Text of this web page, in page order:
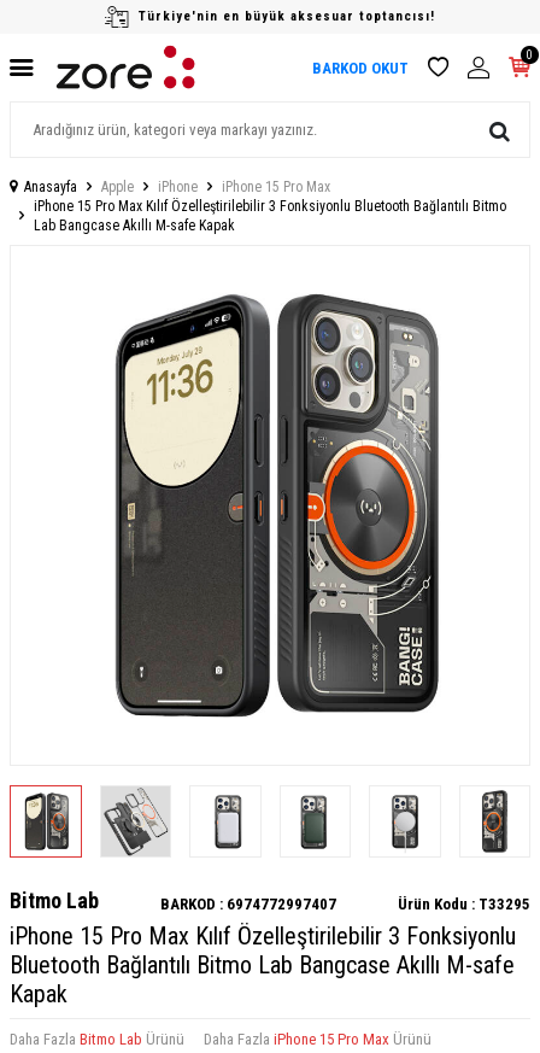
Türkiye'nin en büyük aksesuar toptancısı!
BARKOD OKUT
0
Anasayfa Apple iPhone
iPhone 15 Pro Max
iPhone 15 Pro Max Kılıf Özelleştirilebilir 3 Fonksiyonlu Bluetooth Bağlantılı Bitmo
Lab Bangcase Akıllı M-safe Kapak
Bitmo Lab BARKOD : 6974772997407 Ürün Kodu : T33295
iPhone 15 Pro Max Kılıf Özelleştirilebilir 3 Fonksiyonlu
Bluetooth Bağlantılı Bitmo Lab Bangcase Akıllı M-safe
Kapak
Daha Fazla Bitmo Lab Ürünü Daha Fazla iPhone 15 Pro Max Ürünü